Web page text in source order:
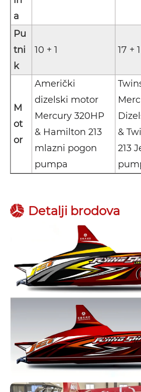
a
Pu
tni
k
10 + 1 17 + 1
M
ot
or
Američki
dizelski motor
Mercury 320HP
& Hamilton 213
mlazni pogon
pumpa
&
213
Detalji brodova